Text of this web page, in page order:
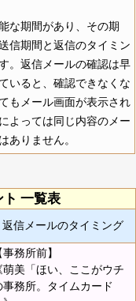
な期間があり、その期
信期間と返信のタイミン
。返信メールの確認は早
いると、確認できなくな
もメール画面が表示され
よっては同じ内容のメー
ありません。
一覧表
返信メールのタイミング
事務所前】
萌美「ほい、ここがウチ
事務所。タイムカード